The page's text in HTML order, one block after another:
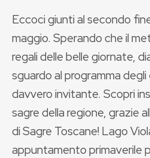
Eccoci giunti al secondo
maggio. Sperando che il
regali delle belle giornate,
sguardo al programma
davvero invitante. Scopri
sagre della regione, grazie
di Sagre Toscane! Lago
appuntamento primaverile